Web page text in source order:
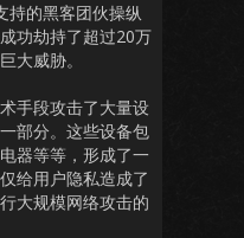
持的黑客团伙操纵
功劫持了超过20万
大威胁。
手段攻击了大量设
部分。这些设备包
器等等，形成了一
给用户隐私造成了
大规模网络攻击的